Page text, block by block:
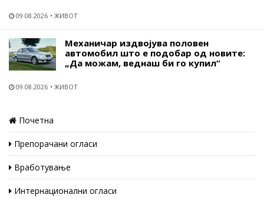
09.08.2026 ЖИВОТ
Механичар издвојува половен
автомобил што е подобар од новите:
„Да можам, веднаш би го купил“
09.08.2026 ЖИВОТ
Почетна
Препорачани огласи
Вработување
Интернационални огласи